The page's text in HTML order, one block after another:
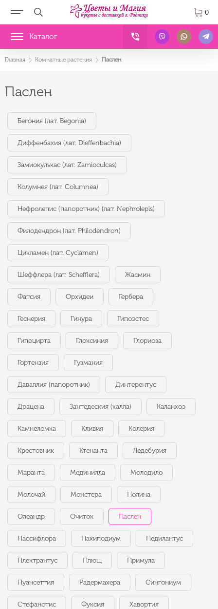
0
Каталог
Главная Комнатные растения Паслен
Паслен
Бегония (лат. Begonia)
Диффенбахия (лат. Dieffenbachia)
Замиокулькас (лат. Zamioculcas)
Колумнея (лат. Columnea)
Нефролепис (папоротник) (лат. Nephrolepis)
Филодендрон (лат. Philodendron)
Цикламен (лат. Cyclamen)
Шеффлера (лат. Schefflera) Жасмин
Фатсия Орхидеи Гербера
Геснерия Гинура Гипоэстес
Гипоцирта Глоксиния Глориоза
Гортензия Гузмания
Даваллия (папоротник) Динтерентус
Драцена Зантедеския (калла) Каланхоэ
Камнеломка Кливия Колерия
Крестовник Ктенанта Ледебурия
Маранта Мединилла Молодило
Молочай Монстера Нолина
Олеандр Очиток Паслен
Пассифлора Пахиподиум Педилантус
Плектрантус Плющ Примула
Пуансеттия Радермахера Сингониум
Стефанотис Фуксия Хавортия